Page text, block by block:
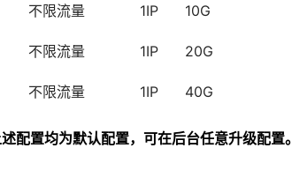
不限流量 1IP 10G
不限流量 1IP 20G
不限流量 1IP 40G
配置均为默认配置，可在后台任意升级配置。